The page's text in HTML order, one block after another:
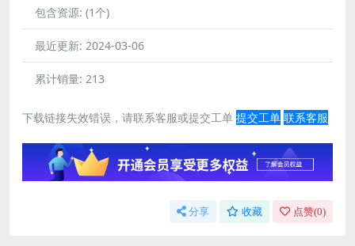
包含资源: (1个)
最近更新: 2024-03-06
累计销量: 213
下载链接失效错误，请联系客服或提交工单 提交工单 联系客服
分享 收藏 点赞(0)